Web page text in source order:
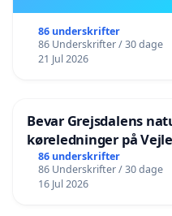
86 underskrifter
86 Underskrifter / 30 dage
21 Jul 2026
Bevar Grejsdalens
køreledninger på
86 underskrifter
86 Underskrifter / 30 dage
16 Jul 2026